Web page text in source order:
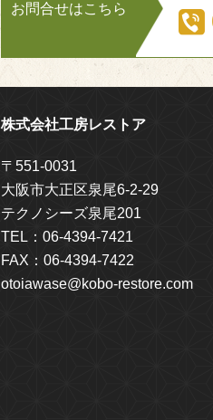
お問合せはこちら
株式会社工房レストア
〒551-0031
大阪市大正区泉尾6-2-29
テクノシーズ泉尾201
TEL： 06-4394-7421
FAX： 06-4394-7422
otoiawase@kobo-restore.com